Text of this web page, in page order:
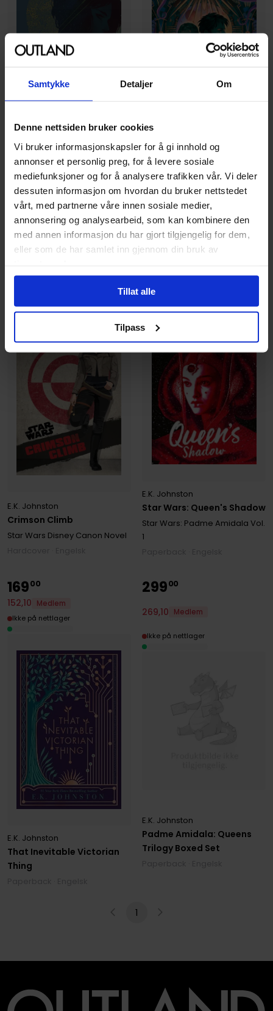
Samtykke Detaljer Om
Denne nettsiden bruker cookies
Vi bruker informasjonskapsler for å gi innhold og
annonser et personlig preg, for å levere sosiale
mediefunksjoner og for å analysere trafikken vår. Vi deler
dessuten informasjon om hvordan du bruker nettstedet
vårt, med partnerne våre innen sosiale medier,
annonsering og analysearbeid, som kan kombinere den
med annen informasjon du har gjort tilgjengelig for dem,
eller som de har samlet inn gjennom din bruk av
Tillat alle
Tilpass
Sky on Fire
E.K. Johnston
Aether Saga Vol. 2
Hardcover · Engelsk
Titan of the Stars (Book 1)
E.K. Johnston
Titan of the Stars
Hardcover · Engelsk
Crimson Climb
E.K. Johnston
Star Wars Disney Canon Novel
269 00
Star Wars: Queen's Shadow
E.K. Johnston
Star Wars: Padme Amidala Vol.
1
17900
That Inevitable Victorian
Thing
E.K. Johnston
16900
152,10
Medlem
Ikke på nettlager
Padme Amidala: Queens
Trilogy Boxed Set
E.K. Johnston
29900
269,10 Medlem
Ikke på nettlager
1